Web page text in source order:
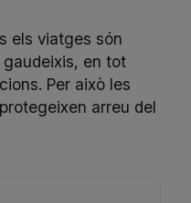
els viatges són
en tot
Per això les
arreu del